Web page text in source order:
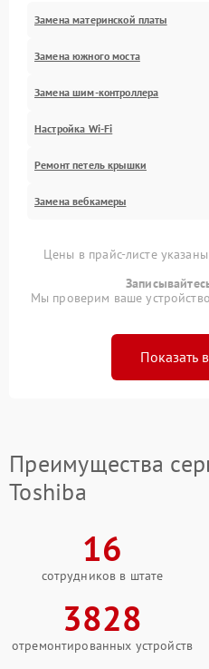
Замена материнской платы
Замена южного моста
Замена шим-контроллера
Настройка Wi-Fi
Ремонт петель крышки
Замена вебкамеры
Цены в прайс-листе
Мы проверим ваше
Показать
Преимущества
Toshiba
16
сотрудников в штате
3828
отремонтированных устройств